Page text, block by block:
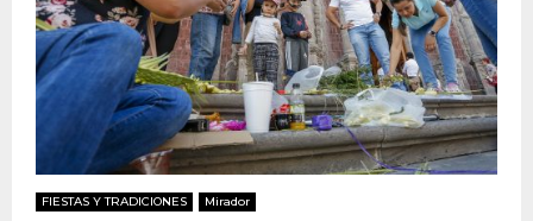
FIESTAS Y TRADICIONES Mirador